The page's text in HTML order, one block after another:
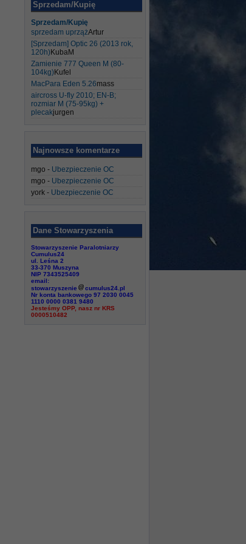
Sprzedam/Kupię
Sprzedam/Kupię
sprzedam uprzążArtur
[Sprzedam] Optic 26 (2013 rok,
120h) KubaM
Zamienie 777 Queen M (80-
104kg) Kufel
MacPara Eden 5.26mass
aircross U-fly 2010; EN-B;
rozmiar M (75-95kg) +
plecakjurgen
Najnowsze komentarze
mgo - Ubezpieczenie OC
mgo - Ubezpieczenie OC
york - Ubezpieczenie OC
Dane Stowarzyszenia
Stowarzyszenie Paralotniarzy
Cumulus24
ul. Leśna 2
33-370 Muszyna
NIP 7343525409
email:
stowarzyszenie
cumulus24.pl
Nr konta bankowego 97 2030 0045
1110 0000 0381 9480
Jesteśmy OPP, nasz nr KRS
0000510482